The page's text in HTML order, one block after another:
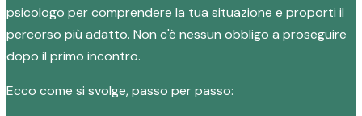
psicologo per comprendere la tua situazione e proporti il
percorso più adatto. Non c'è nessun obbligo a proseguire
dopo il primo incontro.
Ecco come si svolge, passo per passo: